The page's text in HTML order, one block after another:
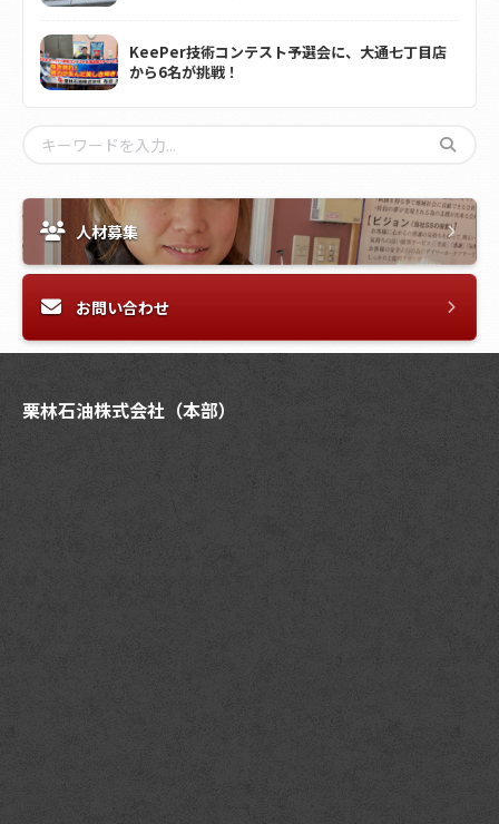
KeePer技術コンテスト予選会に、大通七丁目店
から6名が挑戦！
人材募集
お問い合わせ
栗林石油株式会社（本部）